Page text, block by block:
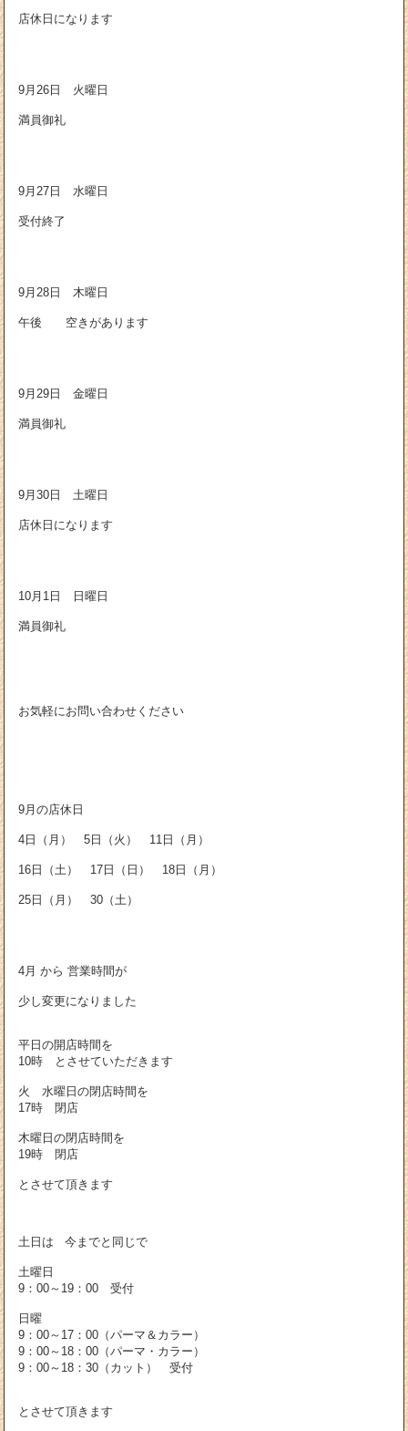
店休日になります
9月26日 火曜日
満員御礼
9月27日 水曜日
受付終了
9月28日 木曜日
午後 空きがあります
9月29日 金曜日
満員御礼
9月30日 土曜日
店休日になります
10月1日 日曜日
満員御礼
お気軽にお問い合わせください
9月の店休日
4日（月） 5日（火） 11日（月）
16日（土） 17日（日） 18日（月）
25日（月） 30（土）
4月 から 営業時間が
少し変更になりました
平日の開店時間を
10時 とさせていただきます
火 水曜日の閉店時間を
17時 閉店
木曜日の閉店時間を
19時 閉店
とさせて頂きます
土日は 今までと同じで
土曜日
9：00～19：00 受付
日曜
9：00～17：00（パーマ＆カラー）
9：00～18：00（パーマ・カラー）
9：00～18：30（カット） 受付
とさせて頂きます